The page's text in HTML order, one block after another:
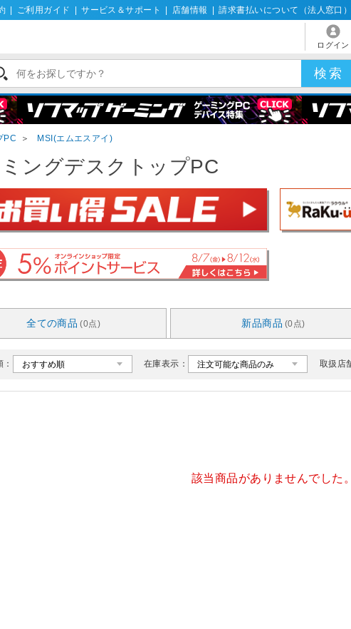
ご利用ガイド サービス＆サポート 店舗情報 請求書払いについて（法人窓口）
ログイン
PC ＞ MSI(エムエスアイ)
ングデスクトップPC
全ての商品 (0点) 新品商品 (0点)
在庫表示： 取扱店
該当商品がありませんでした。